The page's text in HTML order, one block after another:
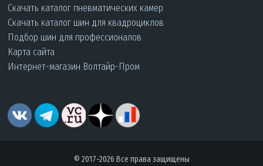
Скачать каталог пневматических камер
Скачать каталог шин для квадроциклов
Подбор шин для профессионалов
Карта сайта
Интернет-магазин Волтайр-Пром
© 2017-2026 Все права защищены